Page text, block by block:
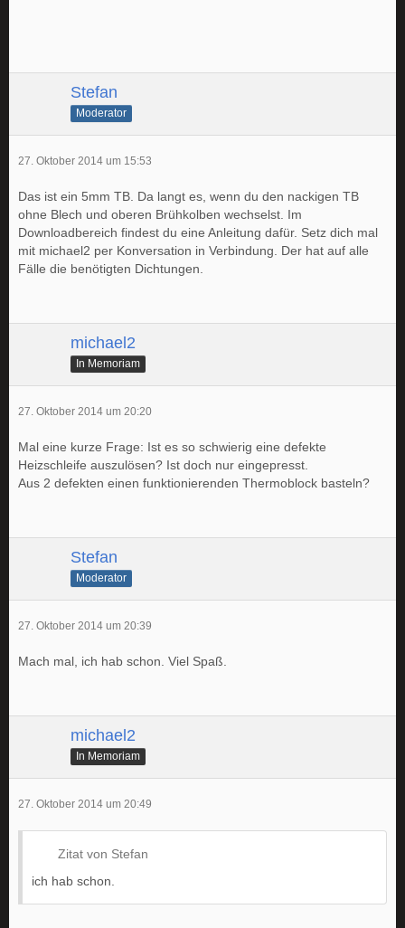
Stefan
Moderator
27. Oktober 2014 um 15:53
Das ist ein 5mm TB. Da langt es, wenn du den nackigen TB
ohne Blech und oberen Brühkolben wechselst. Im
Downloadbereich findest du eine Anleitung dafür. Setz dich mal
mit michael2 per Konversation in Verbindung. Der hat auf alle
Fälle die benötigten Dichtungen.
michael2
In Memoriam
27. Oktober 2014 um 20:20
Mal eine kurze Frage: Ist es so schwierig eine defekte
Heizschleife auszulösen? Ist doch nur eingepresst.
Aus 2 defekten einen funktionierenden Thermoblock basteln?
Stefan
Moderator
27. Oktober 2014 um 20:39
Mach mal, ich hab schon. Viel Spaß.
michael2
In Memoriam
27. Oktober 2014 um 20:49
Zitat von Stefan
ich hab schon.